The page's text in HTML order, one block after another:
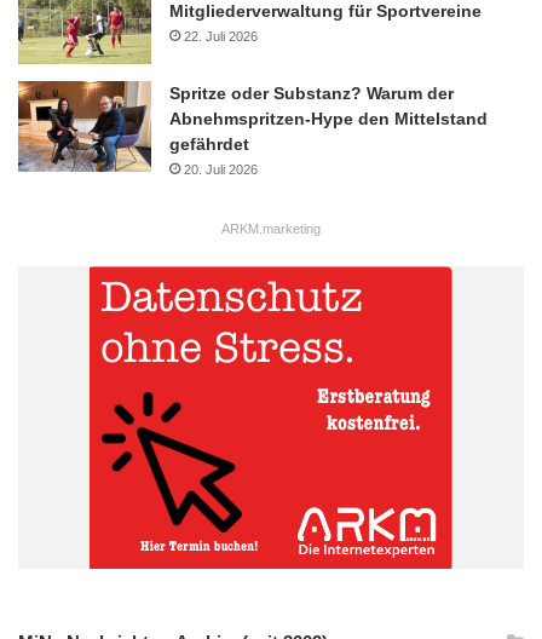
Mitgliederverwaltung für Sportvereine
22. Juli 2026
Spritze oder Substanz? Warum der
Abnehmspritzen-Hype den Mittelstand
gefährdet
20. Juli 2026
ARKM.marketing